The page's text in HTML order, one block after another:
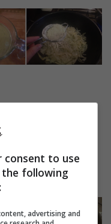
cuocere tutto a
to use
following
advertising and